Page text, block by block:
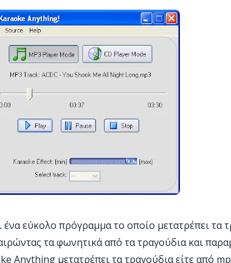
εύκολο πρόγραμμα το οποίο μετατρέπει τα
τα φωνητικά από τα τραγούδια και
Anything μετατρέπει τα τραγούδια είτε από